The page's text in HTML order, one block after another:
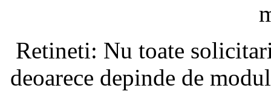
Retineti: Nu toate
deoarece depinde de